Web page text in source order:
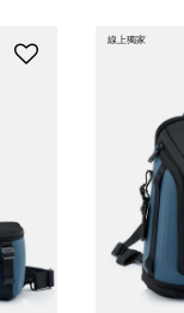
線上獨家